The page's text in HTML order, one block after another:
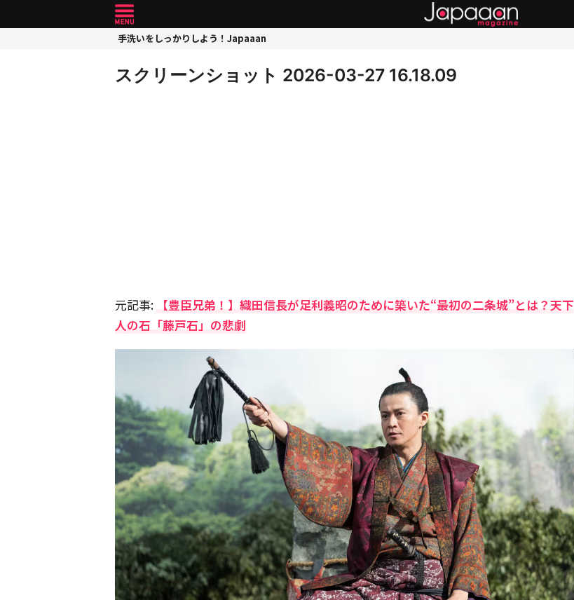
手洗いをしっかりしよう！Japaaan
スクリーンショット 2026-03-27 16.18.09
元記事: 【豊臣兄弟！】織田信長が足利義昭のために築いた“最初の二条城”とは？天下
人の石「藤戸石」の悲劇